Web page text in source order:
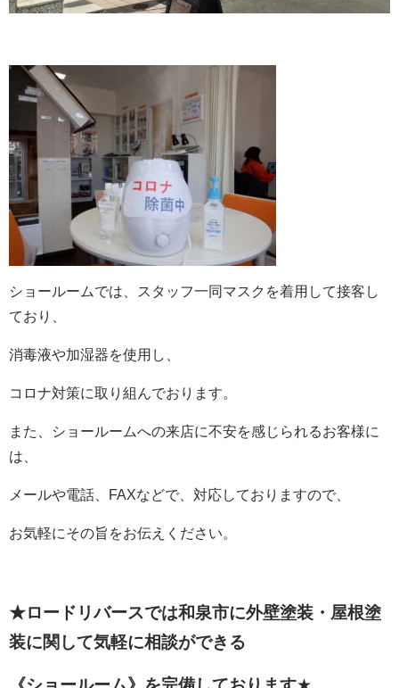
ショールームでは、スタッフ一同マスクを着用して接客し
ており、
消毒液や加湿器を使用し、
コロナ対策に取り組んでおります。
また、ショールームへの来店に不安を感じられるお客様に
は、
メールや電話、FAXなどで、対応しておりますので、
お気軽にその旨をお伝えください。
★ロードリバースでは和泉市に外壁塗装・屋根塗
装に関して気軽に相談ができる